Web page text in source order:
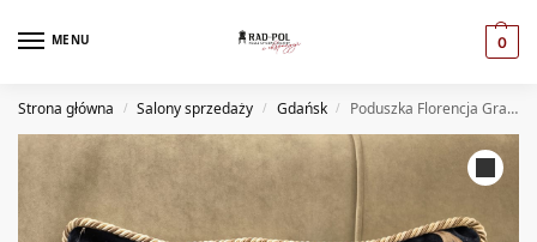
MENU 0
Strona główna / Salony sprzedaży / Gdańsk / Poduszka Florencja Granat (GD)